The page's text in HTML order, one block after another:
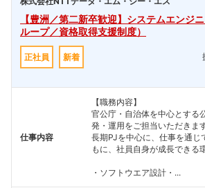
【豊洲／第二新卒歓迎】システムエンジ
ループ／資格取得支援制度）
正社員 新着
仕事内容
【職務内容】
官公庁・自治体を中心とする
発・運用をご担当いただきます
長期PJを中心に、仕事を通じ
もに、社員自身が成長できる
・ソフトウエア設計・...